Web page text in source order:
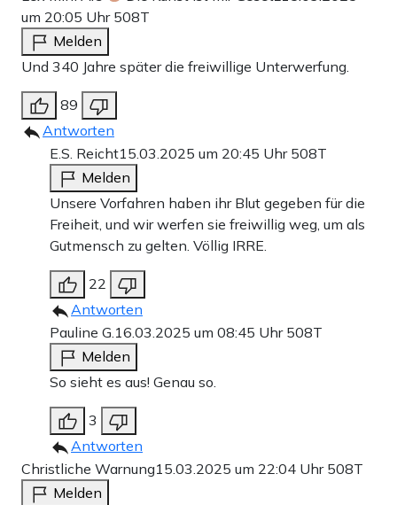
um 20:05 Uhr 508T
Melden
Und 340 Jahre später die freiwillige Unterwerfung.
89
Antworten
E.S. Reicht15.03.2025 um 20:45 Uhr 508T
Melden
Unsere Vorfahren haben ihr Blut gegeben für die
Freiheit, und wir werfen sie freiwillig weg, um als
Gutmensch zu gelten. Völlig IRRE.
22
Antworten
Pauline G.16.03.2025 um 08:45 Uhr 508T
Melden
So sieht es aus! Genau so.
3
Antworten
Christliche Warnung15.03.2025 um 22:04 Uhr 508T
Melden